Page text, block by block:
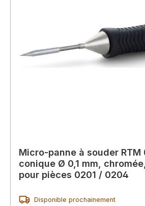
Micro-panne à souder RTM
conique Ø 0,1 mm,
pour pièces 0201 / 0204
Disponible prochainement